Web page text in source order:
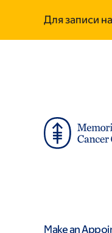
main
footer
Для записи
Make an